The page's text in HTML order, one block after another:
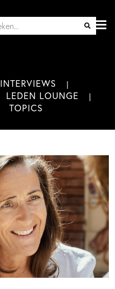
INTERVIEWS
LEDEN LOUNGE
TOPICS